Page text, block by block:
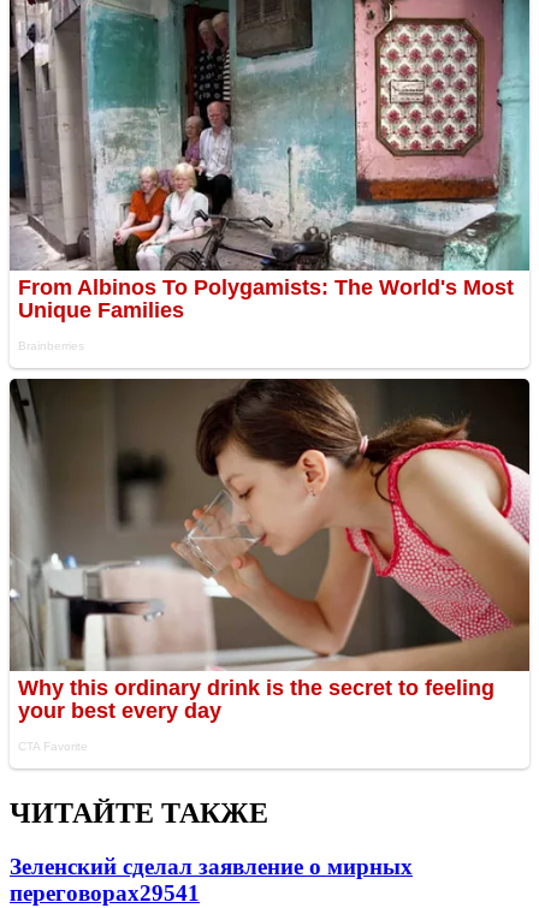
ЧИТАЙТЕ ТАКЖЕ
Зеленский сделал заявление о мирных
переговорах29541